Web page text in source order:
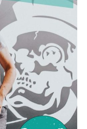
povoljniji
testiranju